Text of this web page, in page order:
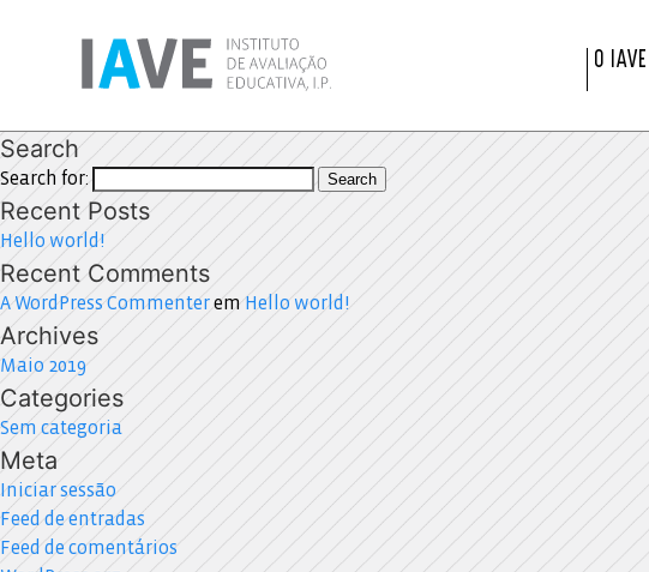
O IAVE
Search
Search for: Search
Recent Posts
Hello world!
Recent Comments
A WordPress Commenterem Hello world!
Archives
Maio 2019
Categories
Sem categoria
Meta
Iniciar sessão
Feed de entradas
Feed de comentários